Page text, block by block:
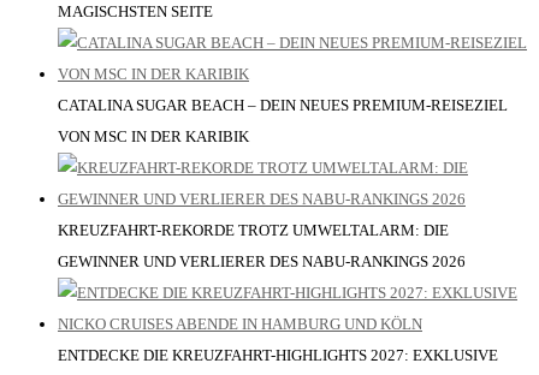
MAGISCHSTEN SEITE
CATALINA SUGAR BEACH – DEIN NEUES PREMIUM-REISEZIEL
VON MSC IN DER KARIBIK
KREUZFAHRT-REKORDE TROTZ UMWELTALARM: DIE
GEWINNER UND VERLIERER DES NABU-RANKINGS 2026
ENTDECKE DIE KREUZFAHRT-HIGHLIGHTS 2027: EXKLUSIVE